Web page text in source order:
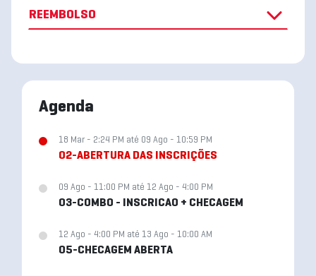
REEMBOLSO
Agenda
18 Mar - 2:24 PM até 09 Ago - 10:59 PM
02-ABERTURA DAS INSCRIÇÕES
09 Ago - 11:00 PM até 12 Ago - 4:00 PM
03-COMBO - INSCRICAO + CHECAGEM
12 Ago - 4:00 PM até 13 Ago - 10:00 AM
05-CHECAGEM ABERTA